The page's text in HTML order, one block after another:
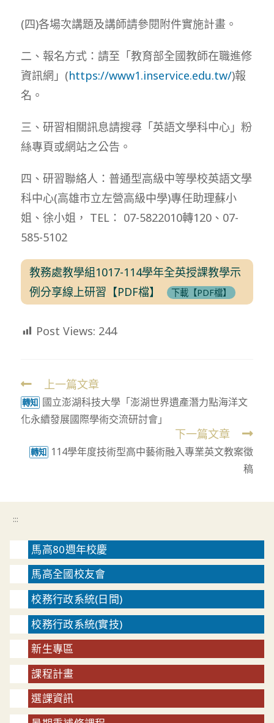
(四)各場次講題及講師請參閱附件實施計畫。
二、報名方式：請至「教育部全國教師在職進修
資訊網」(https://www1.inservice.edu.tw/)報
名。
三、研習相關訊息請搜尋「英語文學科中心」粉
絲專頁或網站之公告。
四、研習聯絡人：普通型高級中等學校英語文學
科中心(高雄市立左營高級中學)專任助理蘇小
姐、徐小姐， TEL： 07-5822010轉120、07-
585-5102
教務處教學組1017-114學年全英授課教學示
例分享線上研習【PDF檔】
下載【PDF檔】
Post Views: 244
Read
more
articles
上一篇文章
轉知 國立澎湖科技大學「澎湖世界遺產潛力點海洋文
化永續發展國際學術交流研討會」
下一篇文章
轉知 114學年度技術型高中藝術融入專業英文教案徵
稿
:::
馬高80週年校慶
馬高全國校友會
校務行政系統(日間)
校務行政系統(實技)
新生專區
課程計畫
選課資訊